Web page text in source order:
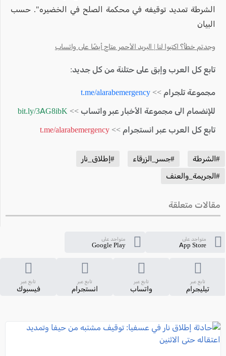
الشرطة تمديد توقيفه في محكمة الصلح في الخضيره". حسب
البيان
وجدتم خطأ؟ اكتبوا لنا | البريد الأحمر متاح أيضًا على واتساب
تابع كل العرب وإبق على حتلنة من كل جديد:
مجموعة تلجرام >> t.me/alarabemergency
للإنضمام الى مجموعة الأخبار عبر واتساب >> bit.ly/3AG8ibK
تابع كل العرب عبر انستجرام >> t.me/alarabemergency
#الشرطة #جسر_الزرقاء
#إطلاق_نار
#الجريمة_والعنف
مقالات متعلقة
متواجد على
App Store
متواجد على
Google Play
تابع عبر
تيليجرام
تابع عبر
واتساب
تابع عبر
انستجرام
تابع عبر
فيسبوك